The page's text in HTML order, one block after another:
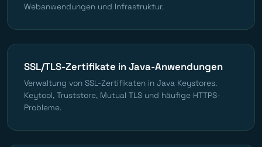
Webanwendungen und Infrastruktur.
SSL/TLS-Zertifikate in Java-Anwendungen
Verwaltung von SSL-Zertifikaten in Java Keystores.
Keytool, Truststore, Mutual TLS und häufige HTTPS-
Probleme.